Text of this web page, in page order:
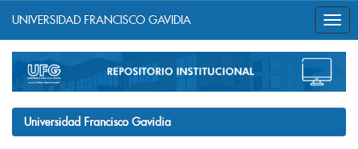
navigation
UNIVERSIDAD FRANCISCO GAVIDIA
Universidad Francisco Gavidia